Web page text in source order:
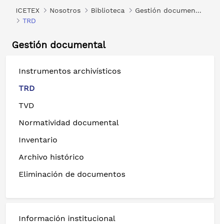
ICETEX Nosotros Biblioteca
Gestión documental
TRD
Gestión documental
Instrumentos archivísticos
TRD
TVD
Normatividad documental
Inventario
Archivo histórico
Eliminación de documentos
Información institucional